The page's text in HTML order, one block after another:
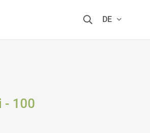
DE
- 100